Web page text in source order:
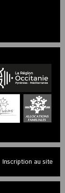
Inscription au site